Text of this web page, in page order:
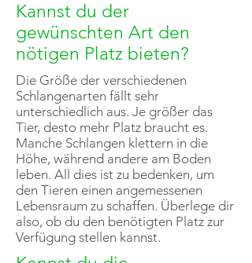
Kannst du der
gewünschten Art den
nötigen Platz bieten?
Die Größe der verschiedenen
Schlangenarten fällt sehr
unterschiedlich aus. Je größer das
Tier, desto mehr Platz braucht es.
Manche Schlangen klettern in die
Höhe, während andere am Boden
leben. All dies ist zu bedenken, um
den Tieren einen angemessenen
Lebensraum zu schaffen. Überlege dir
also, ob du den benötigten Platz zur
Verfügung stellen kannst.